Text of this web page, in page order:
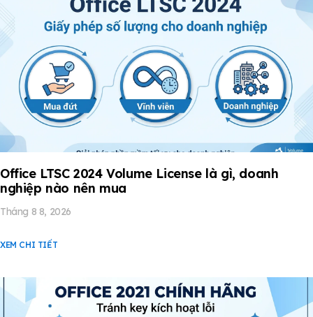
Office LTSC 2024 Volume License là gì, doanh
nghiệp nào nên mua
Tháng 8 8, 2026
XEM CHI TIẾT